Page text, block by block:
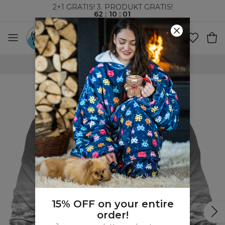
2+1 GRATIS! 3. PRODUKT GRATIS!
62: 10: 00
VERDENSOMSPENNENDE FRAKT
15% OFF on your entire
order!